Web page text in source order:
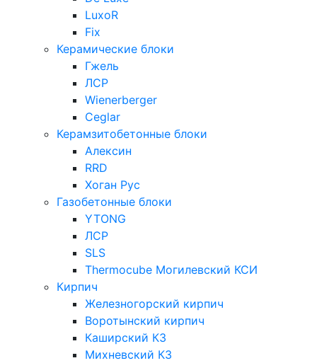
LuxoR
Fix
Керамические блоки
Гжель
ЛСР
Wienerberger
Ceglar
Керамзитобетонные блоки
Алексин
RRD
Хоган Рус
Газобетонные блоки
YTONG
ЛСР
SLS
Thermocube Могилевский КСИ
Кирпич
Железногорский кирпич
Воротынский кирпич
Каширский КЗ
Михневский КЗ